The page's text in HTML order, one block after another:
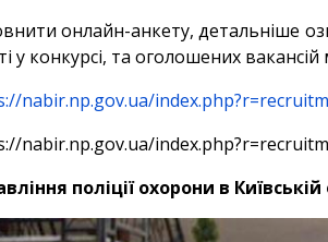
онлайн-анкету, детальніше
у конкурсі, та оголошених
nabir.np.gov.ua/
nabir.np.gov.ua/
поліції охорони в Київській